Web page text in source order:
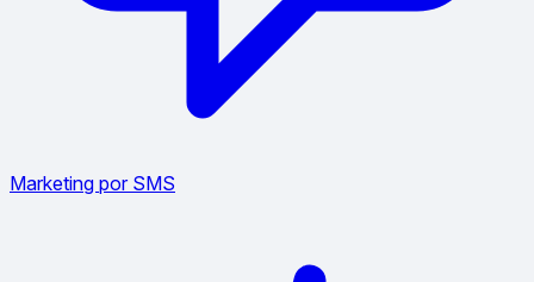
Marketing por SMS